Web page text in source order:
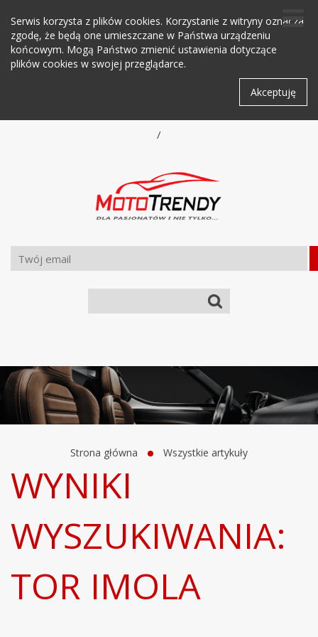
Serwis korzysta z plików cookies. Korzystanie z witryny oznacza
zgodę, że będą one umieszczane w Państwa urządzeniu
końcowym. Mogą Państwo zmienić ustawienia dotyczące
plików cookies w swojej przeglądarce.
Akceptuję
/
Strona główna Wszystkie artykuły
WYNIKI
WYSZUKIWANIA:
TOR IMOLA